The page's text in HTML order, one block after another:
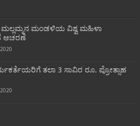
ಮಲ್ಲಮ್ಮನ ಮಂಡಳಿಯ ವಿಶ್ವ ಮಹಿಳಾ
ಆಚರಣೆ
ತಲಾ 3 ಸಾವಿರ ರೂ. ಪ್ರೋತ್ಸಾಹ